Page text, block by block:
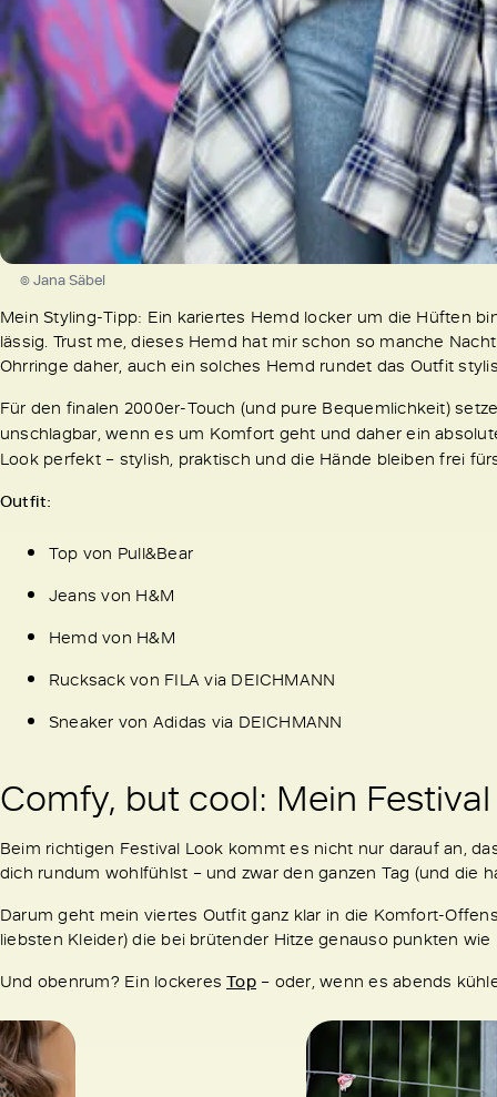
© Jana Säbel
Mein Styling-Tipp: Ein kariertes Hemd locker um die Hüften
lässig. Trust me, dieses Hemd hat mir schon so manche
Ohrringe daher, auch ein solches Hemd rundet das Outfit
Für den finalen 2000er-Touch (und pure Bequemlichkeit)
unschlagbar, wenn es um Komfort geht und daher ein
Look perfekt – stylish, praktisch und die Hände bleiben frei
Outfit:
Top von Pull&Bear
Jeans von H&M
Hemd von H&M
Rucksack von FILA via DEICHMANN
Sneaker von Adidas via DEICHMANN
Comfy, but cool: Mein
Beim richtigen Festival Look kommt es nicht nur darauf an,
dich rundum wohlfühlst – und zwar den ganzen Tag (und die
Darum geht mein viertes Outfit ganz klar in die Komfort-
liebsten Kleider) die bei brütender Hitze genauso punkten
Und obenrum? Ein lockeresTop– oder, wenn es abends